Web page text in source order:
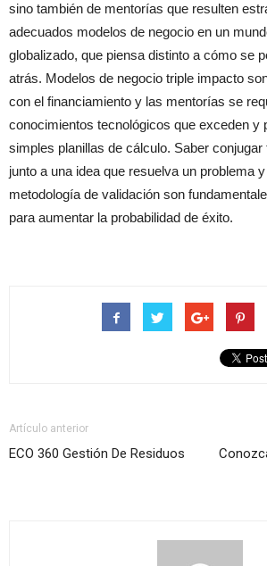
sino también de mentorías que resulten
adecuados modelos de negocio en un
globalizado, que piensa distinto a cómo se
atrás. Modelos de negocio triple impacto
con el financiamiento y las mentorías se
conocimientos tecnológicos que exceden y
simples planillas de cálculo. Saber
junto a una idea que resuelva un problema
metodología de validación son
para aumentar la probabilidad de éxito.
Artículo anterior
ECO 360 Gestión De Residuos